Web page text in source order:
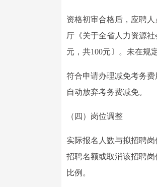
资格初审合格后，应聘
厅《关于全省人力资源
元，共100元〕。未在规
符合申请办理减免考务
自动放弃考务费减免。
（四）岗位调整
实际报名人数与拟招聘
招聘名额或取消该招聘
比例。